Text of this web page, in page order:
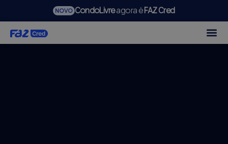
NOVO CondoLivreagora éFAZ Cred